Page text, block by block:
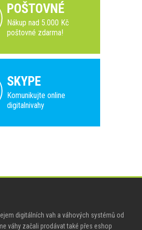
POŠTOVNÉ
Nákup nad 5.000 Kč
poštovné zdarma!
SKYPE
Komunikujte online
digitalnivahy
digitálních vah a váhových systémů od
váhy začali prodávat také přes eshop